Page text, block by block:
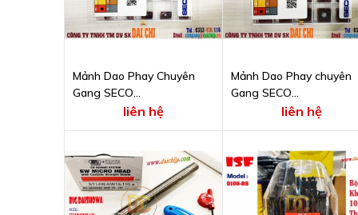
Mảnh Dao Phay Chuyên
Gang SECO
XOMX10T308TR-M09
liên hệ
Mảnh Dao Phay chuyên
Gang SECO
SNMU120410TN-M10
liên hệ